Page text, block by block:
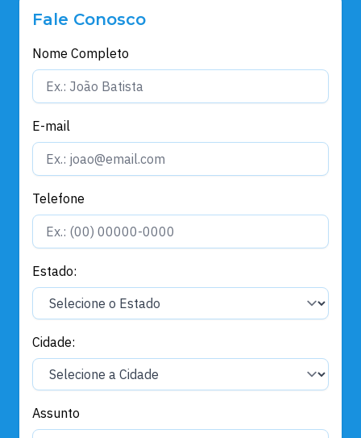
Fale Conosco
Nome Completo
E-mail
Telefone
Estado:
Cidade:
Assunto